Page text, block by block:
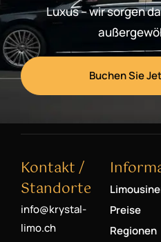
Luxus – wir sorgen
Buchen Sie
Kontakt /
Standorte
info@krystal-
limo.ch
Preise
Regionen